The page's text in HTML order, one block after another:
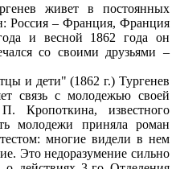
живет в постоянных
Россия – Франция, Франция
и весной 1862 года он
со своими друзьями –
и дети" (1862 г.) Тургенев
связь с молодежью своей
Кропоткина, известного
молодежи приняла роман
многие видели в нем
Это недоразумение сильно